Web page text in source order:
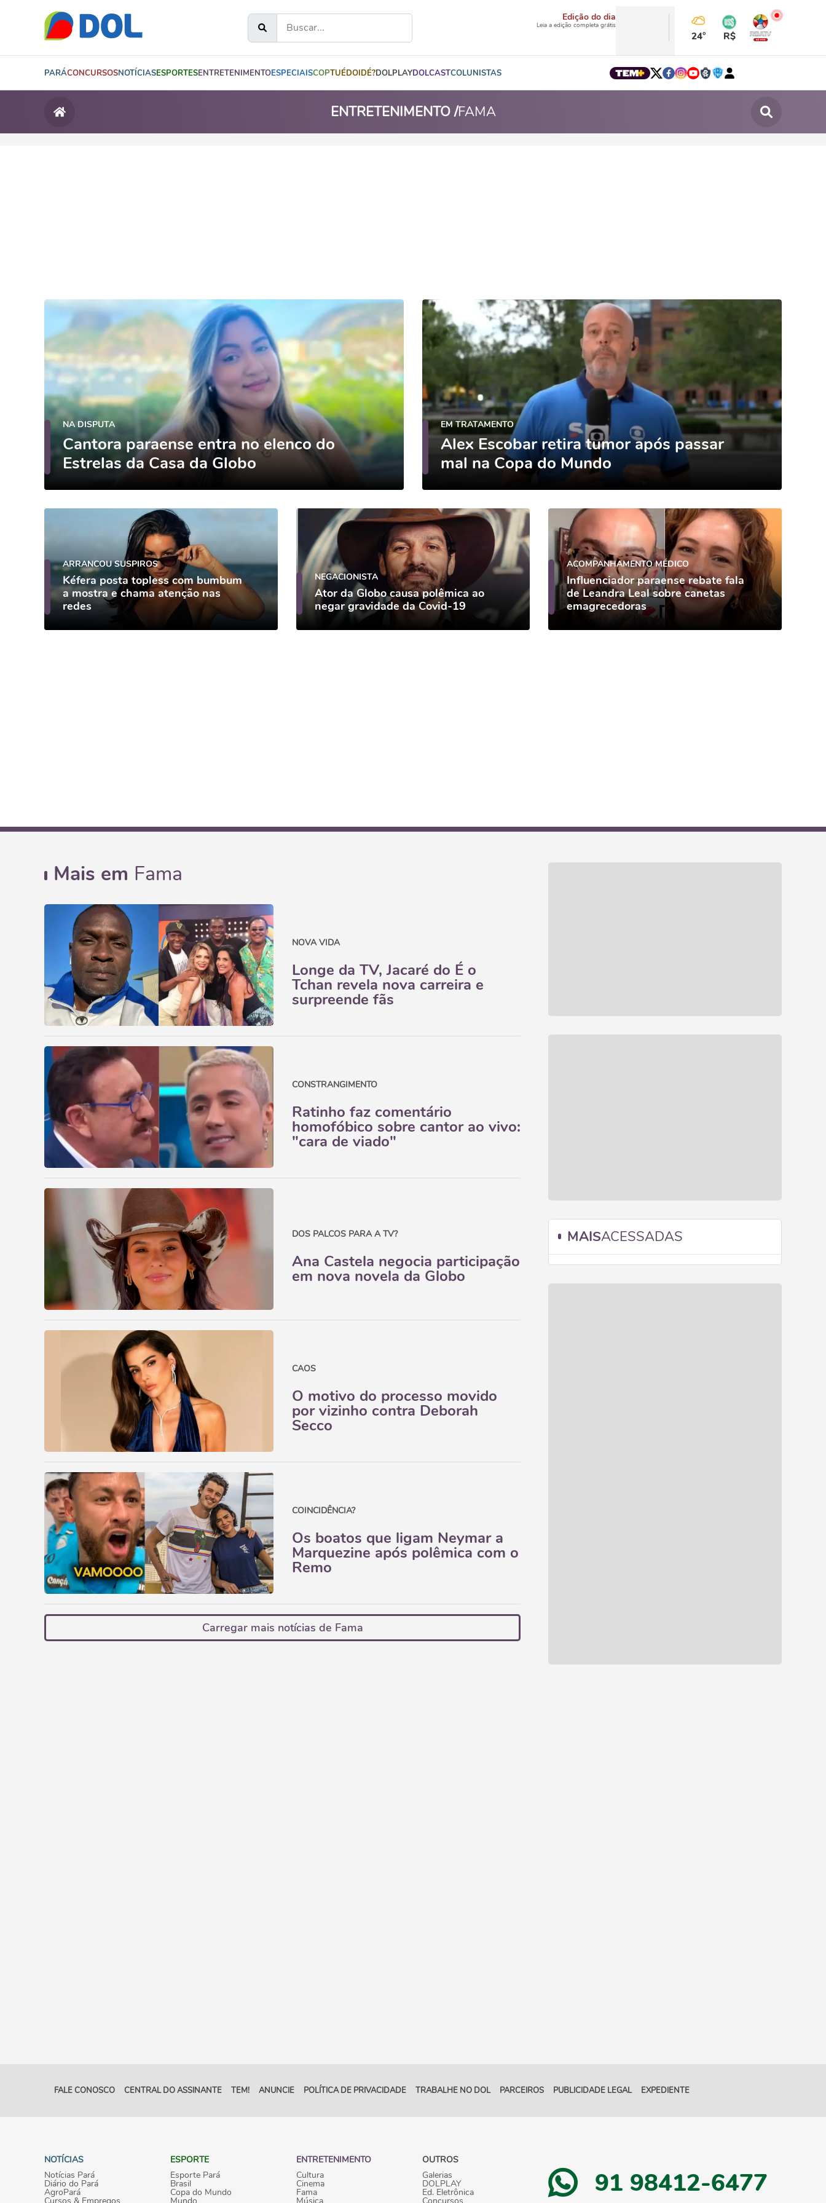
Edição do dia
Leia a edição completa grátis
24° R$
PARÁCONCURSOSNOTÍCIASESPORTESENTRETENIMENTOESPECIAISCOPTUÉDOIDÉ?DOLPLAYDOLCASTCOLUNISTAS
ENTRETENIMENTO /FAMA
NA DISPUTA
Cantora paraense entra no elenco do
Estrelas da Casa da Globo
EM TRATAMENTO
Alex Escobar retira tumor após passar
mal na Copa do Mundo
ARRANCOU SUSPIROS
Kéfera posta topless com bumbum
a mostra e chama atenção nas
redes
NEGACIONISTA
Ator da Globo causa polêmica ao
negar gravidade da Covid-19
ACOMPANHAMENTO MÉDICO
Influenciador paraense rebate fala
de Leandra Leal sobre canetas
emagrecedoras
Mais em Fama
NOVA VIDA
Longe da TV, Jacaré do É o
Tchan revela nova carreira e
surpreende fãs
CONSTRANGIMENTO
Ratinho faz comentário
homofóbico sobre cantor ao vivo:
"cara de viado"
DOS PALCOS PARA A TV?
Ana Castela negocia participação
em nova novela da Globo
CAOS
O motivo do processo movido
por vizinho contra Deborah
Secco
COINCIDÊNCIA?
Os boatos que ligam Neymar a
Marquezine após polêmica com o
Remo
Carregar mais notícias de Fama
MAISACESSADAS
FALE CONOSCO CENTRAL DO ASSINANTE TEM! ANUNCIE POLÍTICA DE PRIVACIDADE TRABALHE NO DOL PARCEIROS PUBLICIDADE LEGAL EXPEDIENTE
NOTÍCIAS
Notícias Pará
Diário do Pará
AgroPará
Cursos & Empregos
ESPORTE
Esporte Pará
Brasil
Copa do Mundo
Mundo
ENTRETENIMENTO
Cultura
Cinema
Fama
Música
OUTROS
Galerias
DOLPLAY
Ed. Eletrônica
Concursos
91 98412-6477